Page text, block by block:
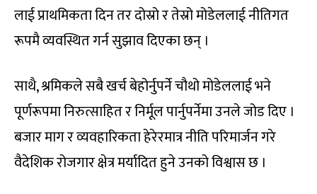
लाई प्राथमिकता दिन तर दोस्रो र तेस्रो मोडेललाई नीतिगत
रूपमै व्यवस्थित गर्न सुझाव दिएका छन् ।
साथै, श्रमिकले सबै खर्च बेहोर्नुपर्ने चौथो मोडेललाई भने
पूर्णरूपमा निरुत्साहित र निर्मूल पार्नुपर्नेमा उनले जोड दिए ।
बजार माग र व्यवहारिकता हेरेरमात्र नीति परिमार्जन गरे
वैदेशिक रोजगार क्षेत्र मर्यादित हुने उनको विश्वास छ ।